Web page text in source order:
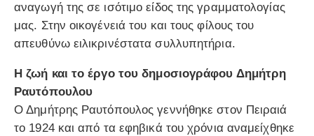
αναγωγή της σε ισότιμο είδος της γραμματολογίας
μας. Στην οικογένειά του και τους φίλους του
απευθύνω ειλικρινέστατα συλλυπητήρια.
Η ζωή και το έργο του δημοσιογράφου Δημήτρη
Ραυτόπουλου
Ο Δημήτρης Ραυτόπουλος γεννήθηκε στον Πειραιά
το 1924 και από τα εφηβικά του χρόνια αναμείχθηκε